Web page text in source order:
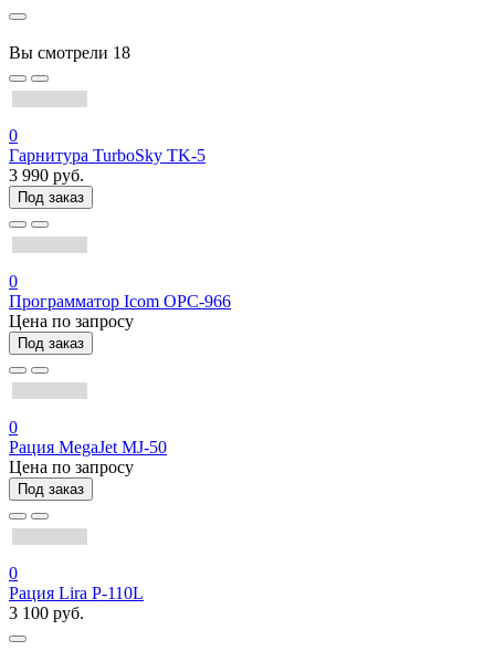
Вы смотрели 18
0
Гарнитура TurboSky TK-5
3 990 руб.
Под заказ
0
Программатор Icom OPC-966
Цена по запросу
Под заказ
0
Рация MegaJet MJ-50
Цена по запросу
Под заказ
0
Рация Lira P-110L
3 100 руб.